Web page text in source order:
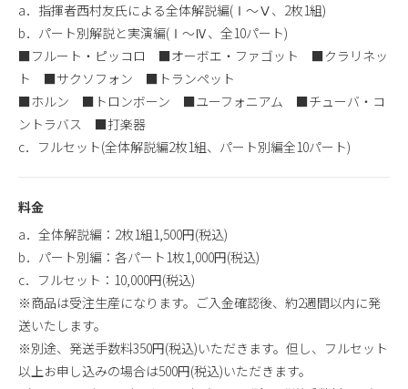
a．指揮者西村友氏による全体解説編(Ⅰ〜Ⅴ、2枚1組)
b．パート別解説と実演編(Ⅰ〜Ⅳ、全10パート)
■フルート・ピッコロ ■オーボエ・ファゴット ■クラリネッ
ト ■サクソフォン ■トランペット
■ホルン ■トロンボーン ■ユーフォニアム ■チューバ・コ
ントラバス ■打楽器
c．フルセット(全体解説編2枚1組、パート別編全10パート)
料金
a．全体解説編：2枚1組1,500円(税込)
b．パート別編：各パート1枚1,000円(税込)
c．フルセット：10,000円(税込)
※商品は受注生産になります。ご入金確認後、約2週間以内に発
送いたします。
※別途、発送手数料350円(税込)いただきます。但し、フルセット
以上お申し込みの場合は500円(税込)いただきます。